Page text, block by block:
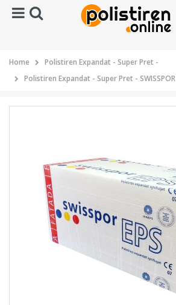
Home
Polistiren Expandat - Super Pret -
Polistiren Expandat - Super Pret - SWISSPOR